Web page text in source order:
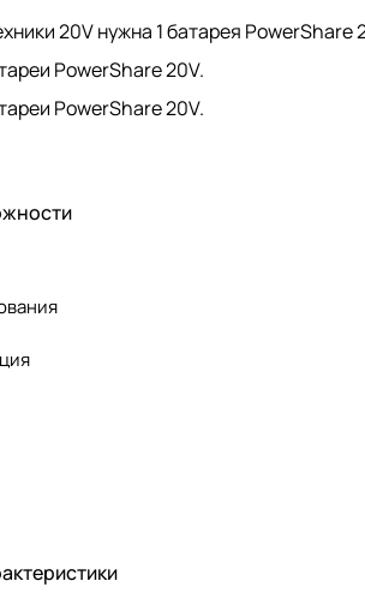
20V нужна 1 батарея PowerShare
PowerShare 20V.
PowerShare 20V.